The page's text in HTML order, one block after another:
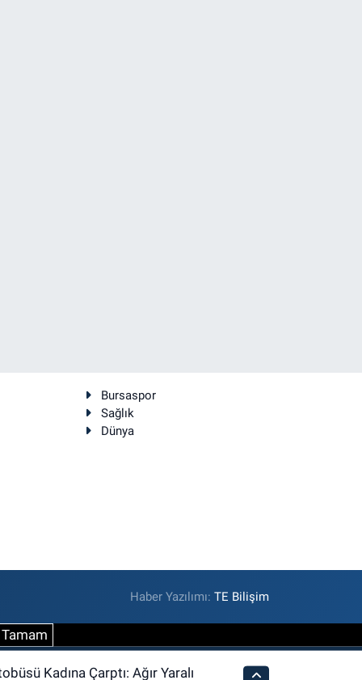
Bursaspor
Sağlık
Dünya
Haber Yazılımı:TE Bilişim
Tamam
Kadına Çarptı: Ağır Yaralı